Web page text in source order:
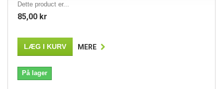
Dette product er...
85,00 kr
LÆG I KURV MERE
På lager